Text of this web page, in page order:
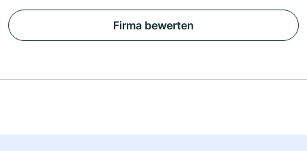
Firma bewerten